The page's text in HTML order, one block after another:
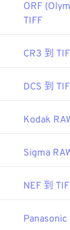
ORF
TIFF
CR3 到
DCS 到
Kodak
Sigma
NEF 到
Panasonic